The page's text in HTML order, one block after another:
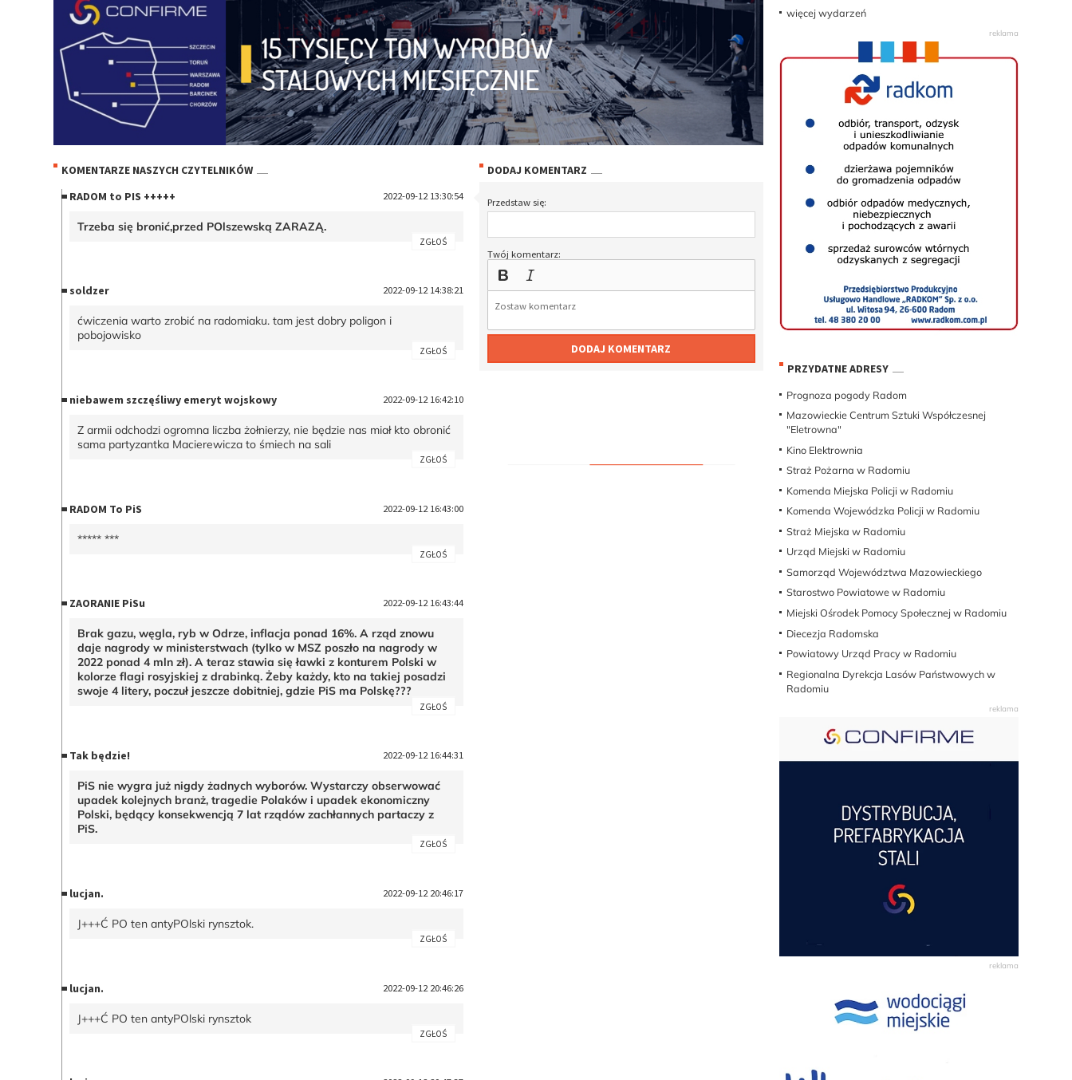
KOMENTARZE NASZYCH CZYTELNIKÓW
RADOM to PIS +++++
2022-09-12 13:30:54
Trzeba się bronić,przed POlszewską ZARAZĄ.
ZGŁOŚ
soldzer 2022-09-12 14:38:21
ćwiczenia warto zrobić na radomiaku. tam jest dobry poligon i
pobojowisko
ZGŁOŚ
niebawem szczęśliwy emeryt wojskowy 2022-09-12 16:42:10
Z armii odchodzi ogromna liczba żołnierzy, nie będzie nas miał kto obronić
sama partyzantka Macierewicza to śmiech na sali
ZGŁOŚ
RADOM To PiS 2022-09-12 16:43:00
***** ***
ZGŁOŚ
ZAORANIE PiSu 2022-09-12 16:43:44
Brak gazu, węgla, ryb w Odrze, inflacja ponad 16%. A rząd znowu
daje nagrody w ministerstwach (tylko w MSZ poszło na nagrody w
2022 ponad 4 mln zł). A teraz stawia się ławki z konturem Polski w
kolorze flagi rosyjskiej z drabinką. Żeby każdy, kto na takiej posadzi
swoje 4 litery, poczuł jeszcze dobitniej, gdzie PiS ma Polskę???
ZGŁOŚ
Tak będzie! 2022-09-12 16:44:31
PiS nie wygra już nigdy żadnych wyborów. Wystarczy obserwować
upadek kolejnych branż, tragedie Polaków i upadek ekonomiczny
Polski, będący konsekwencją 7 lat rządów zachłannych partaczy z
PiS.
ZGŁOŚ
lucjan. 2022-09-12 20:46:17
J+++Ć PO ten antyPOlski rynsztok.
ZGŁOŚ
lucjan. 2022-09-12 20:46:26
J+++Ć PO ten antyPOlski rynsztok
ZGŁOŚ
DODAJ KOMENTARZ
Przedstaw się:
Twój komentarz:
DODAJ KOMENTARZ
więcej wydarzeń
PRZYDATNE ADRESY
Prognoza pogody Radom
Mazowieckie Centrum Sztuki Współczesnej
"Eletrowna"
Kino Elektrownia
Straż Pożarna w Radomiu
Komenda Miejska Policji w Radomiu
Komenda Wojewódzka Policji w Radomiu
Straż Miejska w Radomiu
Urząd Miejski w Radomiu
Samorząd Województwa Mazowieckiego
Starostwo Powiatowe w Radomiu
Miejski Ośrodek Pomocy Społecznej w Radomiu
Diecezja Radomska
Powiatowy Urząd Pracy w Radomiu
Regionalna Dyrekcja Lasów Państwowych w
Radomiu